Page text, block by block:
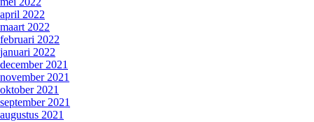
april 2022
maart 2022
februari 2022
januari 2022
december 2021
november 2021
oktober 2021
september 2021
augustus 2021